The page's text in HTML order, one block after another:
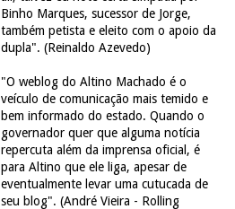
Binho Marques, sucessor de Jorge,
também petista e eleito com o apoio da
dupla". (Reinaldo Azevedo)
"O weblog do Altino Machado é o
veículo de comunicação mais temido e
bem informado do estado. Quando o
governador quer que alguma notícia
repercuta além da imprensa oficial, é
para Altino que ele liga, apesar de
eventualmente levar uma cutucada de
seu blog". (André Vieira - Rolling